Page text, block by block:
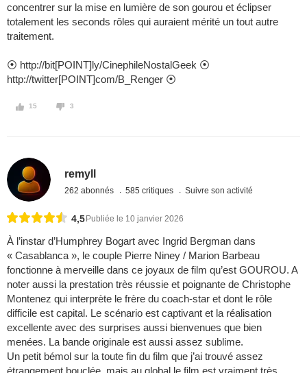
concentrer sur la mise en lumière de son gourou et éclipser
totalement les seconds rôles qui auraient mérité un tout autre
traitement.
⦿ http://bit[POINT]ly/CinephileNostalGeek ⦿
http://twitter[POINT]com/B_Renger ⦿
15 3
remyll
262 abonnés 585 critiques Suivre son activité
4,5 Publiée le 10 janvier 2026
À l’instar d’Humphrey Bogart avec Ingrid Bergman dans
« Casablanca », le couple Pierre Niney / Marion Barbeau
fonctionne à merveille dans ce joyaux de film qu’est GOUROU. A
noter aussi la prestation très réussie et poignante de Christophe
Montenez qui interprète le frère du coach-star et dont le rôle
difficile est capital. Le scénario est captivant et la réalisation
excellente avec des surprises aussi bienvenues que bien
menées. La bande originale est aussi assez sublime.
Un petit bémol sur la toute fin du film que j’ai trouvé assez